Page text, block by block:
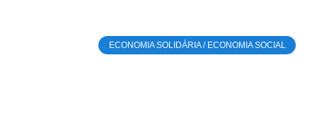
ECONOMIA SOLIDÁRIA / ECONOMIA SOCIAL